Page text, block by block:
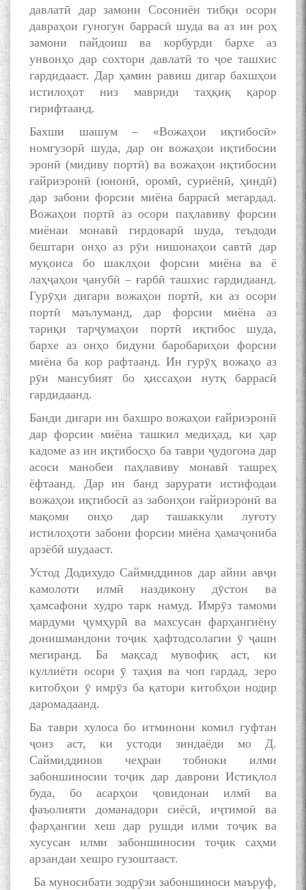
давлатӣ дар замони Сосониён тибқи осори
давраҳои гуногун баррасӣ шуда ва аз ин роҳ
замони пайдоиш ва корбурди бархе аз
унвонҳо дар сохтори давлатӣ то ҷое ташхис
гардидааст. Дар ҳамин равиш дигар бахшҳои
истилоҳот низ мавриди таҳқиқ қарор
гирифтаанд.
Бахши шашум – «Вожаҳои иқтибосӣ»
номгузорӣ шуда, дар он вожаҳои иқтибосии
эронӣ (мидиву портӣ) ва вожаҳои иқтибосии
ғайриэронӣ (юнонӣ, оромӣ, суриёнӣ, ҳиндӣ)
дар забони форсии миёна баррасӣ мегардад.
Вожаҳои портӣ аз осори паҳлавиву форсии
миёнаи монавӣ гирдоварӣ шуда, теъдоди
бештари онҳо аз рӯи нишонаҳои савтӣ дар
муқоиса бо шаклҳои форсии миёна ва ё
лаҳҷаҳои ҷанубӣ – ғарбӣ ташхис гардидаанд.
Гурӯҳи дигари вожаҳои портӣ, ки аз осори
портӣ маълуманд, дар форсии миёна аз
тариқи тарҷумаҳои портӣ иқтибос шуда,
бархе аз онҳо бидуни баробариҳои форсии
миёна ба кор рафтаанд. Ин гурӯҳ вожаҳо аз
рӯи мансубият бо ҳиссаҳои нутқ баррасӣ
гардидаанд.
Банди дигари ин бахшро вожаҳои ғайриэронӣ
дар форсии миёна ташкил медиҳад, ки ҳар
кадоме аз ин иқтибосҳо ба таври ҷудогона дар
асоси манобеи паҳлавиву монавӣ ташреҳ
ёфтаанд. Дар ин банд зарурати истифодаи
вожаҳои иқтибосӣ аз забонҳои ғайриэронӣ ва
мақоми онҳо дар ташаккули луғоту
истилоҳоти забони форсии миёна ҳамаҷониба
арзёбӣ шудааст.
Устод Додихудо Саймиддинов дар айни авҷи
камолоти илмӣ наздикону дӯстон ва
ҳамсафони худро тарк намуд. Имрӯз тамоми
мардуми ҷумҳурӣ ва махсусан фарҳангиёну
донишмандони тоҷик ҳафтодсолагии ӯ ҷашн
мегиранд. Ба мақсад мувофиқ аст, ки
куллиёти осори ӯ таҳия ва чоп гардад, зеро
китобҳои ӯ имрӯз ба қатори китобҳои нодир
даромадаанд.
Ба таври хулоса бо итминони комил гуфтан
ҷоиз аст, ки устоди зиндаёди мо Д.
Саймиддинов чеҳраи тобноки илми
забоншиносии тоҷик дар даврони Истиқлол
буда, бо асарҳои ҷовидонаи илмӣ ва
фаъолияти доманадори сиёсӣ, иҷтимоӣ ва
фарҳангии хеш дар рушди илми тоҷик ва
хусусан илми забоншиносии тоҷик саҳми
арзандаи хешро гузоштааст.
Ба муносибати зодрӯзи забоншиноси маъруф,
БА МУНОСИБАТИ
Дар Академияи миллии
илмҳои Тоҷикистон бахшида
ба 100-солагии мунаққиду
адабиётшинос Соҳиб
Табаров ҳамоиши илмӣ-
назариявӣ баргузор гардид.
МАВЛОНО ҶАЛОЛИДДИНИ
БАЛХӢ БУЗУРГТАРИН
МУТАФАККИР ВА ОРИФИ
ЗАБОНУ АДАБИ ТОҶИК
به عبارت دیگر: گفتگو با مومن
قناعت Mumin Qanoat
Сухбати навқаламон бо
Муъмин Қаноат\Meeting of
young talents with Mumyin
Kanoat
The Persian Gulf Beautiful
poetry from Устод Мумин
Қаноат (Ustod Mumin Qanoat)
and Master Mehryar
Mehrafarin about the conflict
of the name of the Persian
Gulf
Сайри Дарвоз бо Мӯъмин
Қаноат: Чанор ҳам "гап"
мезанад